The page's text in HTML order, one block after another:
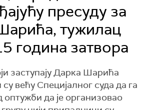
пресуду за
тужилац
година затвора
заступају Дарка Шарића
већу Специјалног суда да га
да је организовао